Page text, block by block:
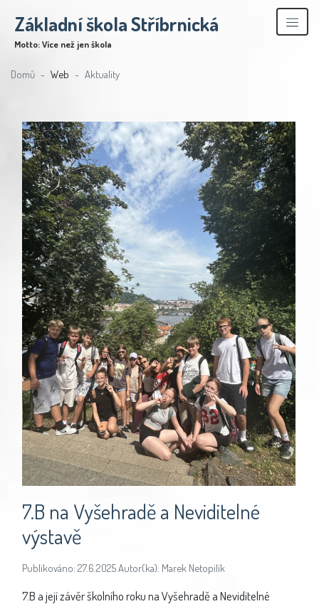
Základní škola Stříbrnická
Motto: Více než jen škola
Domů Web Aktuality
7.B na Vyšehradě a Neviditelné
výstavě
Publikováno: 27.6.2025 Autor(ka): Marek Netopilík
7.B a její závěr školního roku na Vyšehradě a Neviditelné